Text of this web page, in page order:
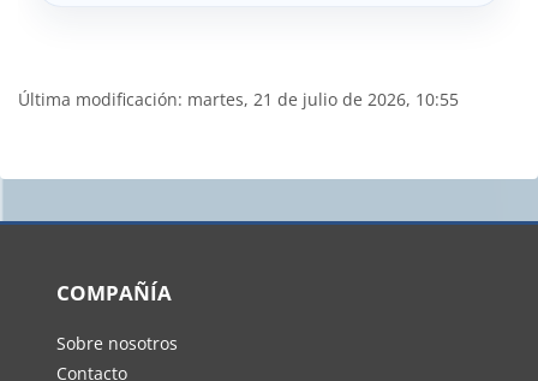
Última modificación: martes, 21 de julio de 2026, 10:55
COMPAÑÍA
Sobre nosotros
Contacto